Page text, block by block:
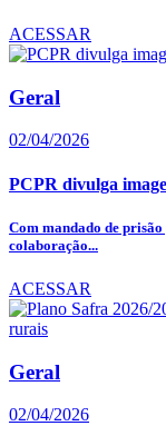
ACESSAR
Geral
02/04/2026
PCPR divulga
Com mandado de
colaboração...
ACESSAR
Geral
02/04/2026